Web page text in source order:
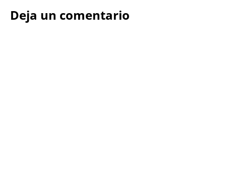
Deja un comentario